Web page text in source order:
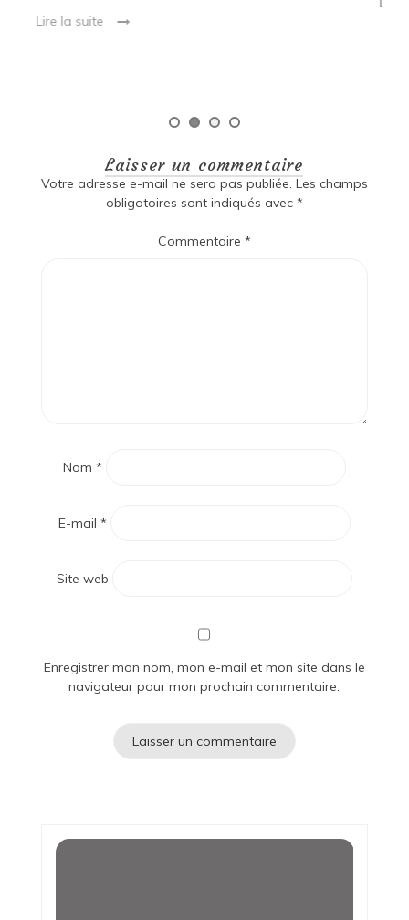
Laisser un commentaire
Votre adresse e-mail ne sera pas publiée. Les champs
obligatoires sont indiqués avec *
Commentaire *
Nom *
E-mail *
Site web
Enregistrer mon nom, mon e-mail et mon site dans le
navigateur pour mon prochain commentaire.